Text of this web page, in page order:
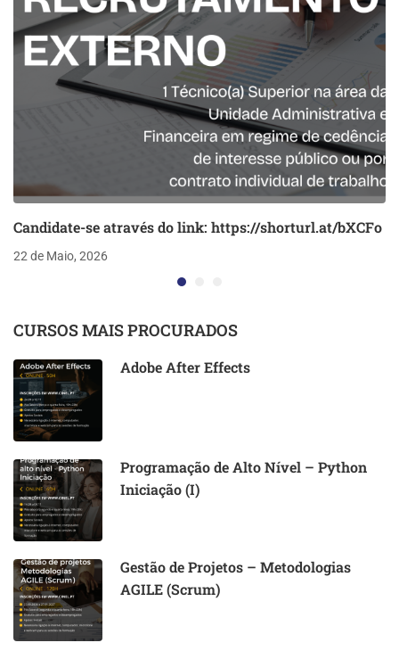
Candidate-se através do link: https://shorturl.at/bXCFo
22 de Maio, 2026
CURSOS MAIS PROCURADOS
Adobe After Effects
Programação de Alto Nível – Python
Iniciação (I)
Gestão de Projetos – Metodologias
AGILE (Scrum)